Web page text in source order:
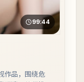
99:44
作品，围绕危